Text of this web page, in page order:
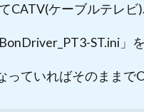
CATV(ケーブルテレ
ST.ini」
ていればそのままで